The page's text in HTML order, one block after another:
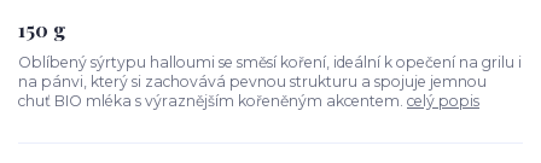
150 g
Oblíbený sýrtypu halloumi se směsí koření, ideální k opečení na grilu i
na pánvi, který si zachovává pevnou strukturu a spojuje jemnou
chuť BIO mléka s výraznějším kořeněným akcentem. celý popis